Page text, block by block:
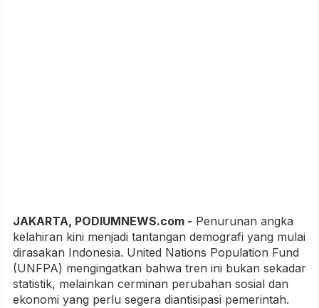
JAKARTA, PODIUMNEWS.com - Penurunan angka
kelahiran kini menjadi tantangan demografi yang mulai
dirasakan Indonesia. United Nations Population Fund
(UNFPA) mengingatkan bahwa tren ini bukan sekadar
statistik, melainkan cerminan perubahan sosial dan
ekonomi yang perlu segera diantisipasi pemerintah.